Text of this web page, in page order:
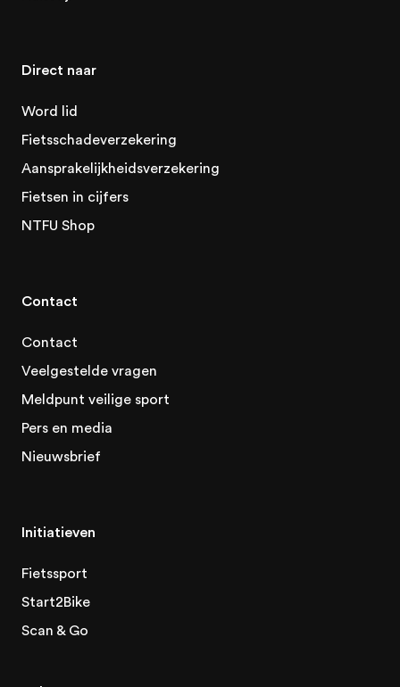
Direct naar
Word lid
Fietsschadeverzekering
Aansprakelijkheidsverzekering
Fietsen in cijfers
NTFU Shop
Contact
Contact
Veelgestelde vragen
Meldpunt veilige sport
Pers en media
Nieuwsbrief
Initiatieven
Fietssport
Start2Bike
Scan & Go